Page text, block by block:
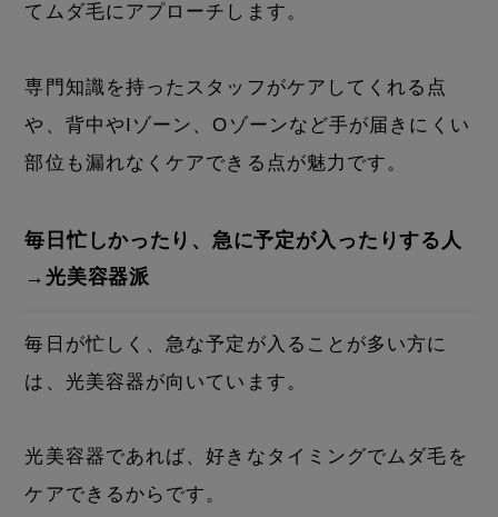
てムダ毛にアプローチします。
専門知識を持ったスタッフがケアしてくれる点
や、背中やIゾーン、Oゾーンなど手が届きにくい
部位も漏れなくケアできる点が魅力です。
毎日忙しかったり、急に予定が入ったりする人
→光美容器派
毎日が忙しく、急な予定が入ることが多い方に
は、光美容器が向いています。
光美容器であれば、好きなタイミングでムダ毛を
ケアできるからです。